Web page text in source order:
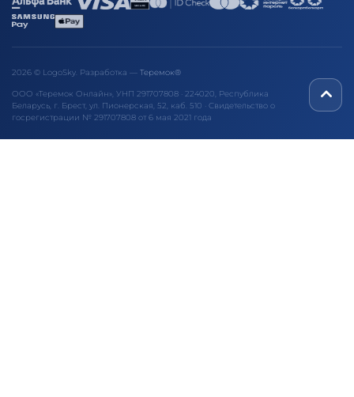
2026 © LogoSky. Разработка — Теремок®
ООО «Теремок Онлайн», УНП 291707808 · 224020, Республика
Беларусь, г. Брест, ул. Пионерская, 52, каб. 510 · Свидетельство о
госрегистрации № 291707808 от 6 мая 2021 года